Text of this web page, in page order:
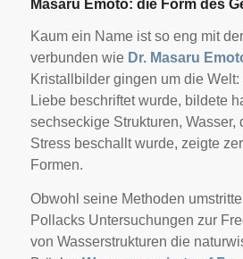
Masaru Emoto: die Form des
Kaum ein Name ist so eng mit
verbunden wie Dr. Masaru
Kristallbilder gingen um die Welt:
Liebe beschriftet wurde, bildete
sechseckige Strukturen, Wasser,
Stress beschallt wurde, zeigte
Formen.
Obwohl seine Methoden
Pollacks Untersuchungen zur
von Wasserstrukturen die